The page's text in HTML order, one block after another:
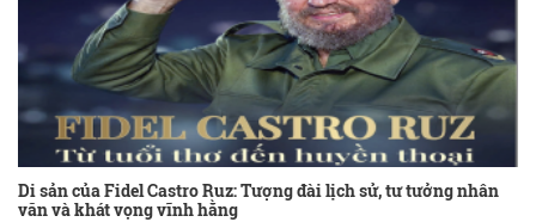
Di sản của Fidel Castro Ruz: Tượng đài lịch sử, tư tưởng nhân
văn và khát vọng vĩnh hằng